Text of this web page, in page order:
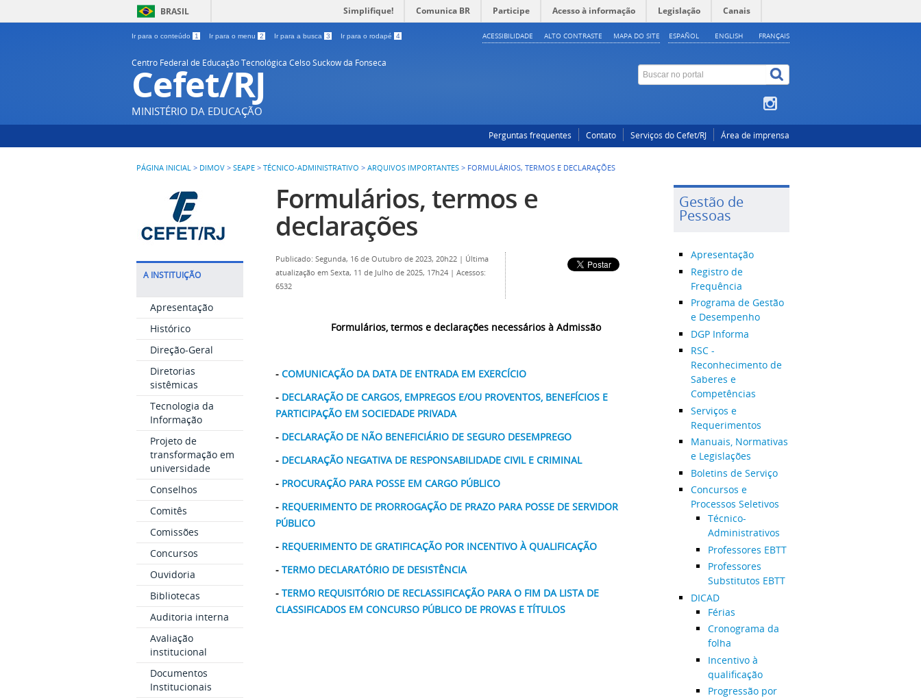
BRASIL Simplifique! Comunica BR Participe Acesso à informação Legislação Canais
Ir para o conteúdo 1 Ir para o menu 2 Ir para a busca 3 Ir para o rodapé 4 ESPAÑOL ENGLISH FRANÇAIS
ACESSIBILIDADE ALTO CONTRASTE MAPA DO SITE
Centro Federal de Educação Tecnológica Celso Suckow da Fonseca
Cefet/RJ
MINISTÉRIO DA EDUCAÇÃO
Perguntas frequentes Contato Serviços do Cefet/RJ Área de imprensa
PÁGINA INICIAL > DIMOV > SEAPE > TÉCNICO-ADMINISTRATIVO > ARQUIVOS IMPORTANTES > FORMULÁRIOS, TERMOS E DECLARAÇÕES
A INSTITUIÇÃO
Apresentação
Histórico
Direção-Geral
Diretorias
sistêmicas
Tecnologia da
Informação
Projeto de
transformação em
universidade
Conselhos
Comitês
Comissões
Concursos
Ouvidoria
Bibliotecas
Auditoria interna
Avaliação
institucional
Documentos
Institucionais
Formulários, termos e
declarações
Publicado: Segunda, 16 de Outubro de 2023, 20h22 | Última
atualização em Sexta, 11 de Julho de 2025, 17h24 | Acessos:
6532
Formulários, termos e declarações necessários à Admissão
- COMUNICAÇÃO DA DATA DE ENTRADA EM EXERCÍCIO
- DECLARAÇÃO DE CARGOS, EMPREGOS E/OU PROVENTOS, BENEFÍCIOS E
PARTICIPAÇÃO EM SOCIEDADE PRIVADA
- DECLARAÇÃO DE NÃO BENEFICIÁRIO DE SEGURO DESEMPREGO
- DECLARAÇÃO NEGATIVA DE RESPONSABILIDADE CIVIL E CRIMINAL
- PROCURAÇÃO PARA POSSE EM CARGO PÚBLICO
- REQUERIMENTO DE PRORROGAÇÃO DE PRAZO PARA POSSE DE SERVIDOR
PÚBLICO
- REQUERIMENTO DE GRATIFICAÇÃO POR INCENTIVO À QUALIFICAÇÃO
- TERMO DECLARATÓRIO DE DESISTÊNCIA
- TERMO REQUISITÓRIO DE RECLASSIFICAÇÃO PARA O FIM DA LISTA DE
CLASSIFICADOS EM CONCURSO PÚBLICO DE PROVAS E TÍTULOS
Gestão de
Pessoas
Apresentação
Registro de
Frequência
Programa de Gestão
e Desempenho
DGP Informa
RSC -
Reconhecimento de
Saberes e
Competências
Serviços e
Requerimentos
Manuais, Normativas
e Legislações
Boletins de Serviço
Concursos e
Processos Seletivos
Técnico-
Administrativos
Professores EBTT
Professores
Substitutos EBTT
DICAD
Férias
Cronograma da
folha
Incentivo à
qualificação
Progressão por